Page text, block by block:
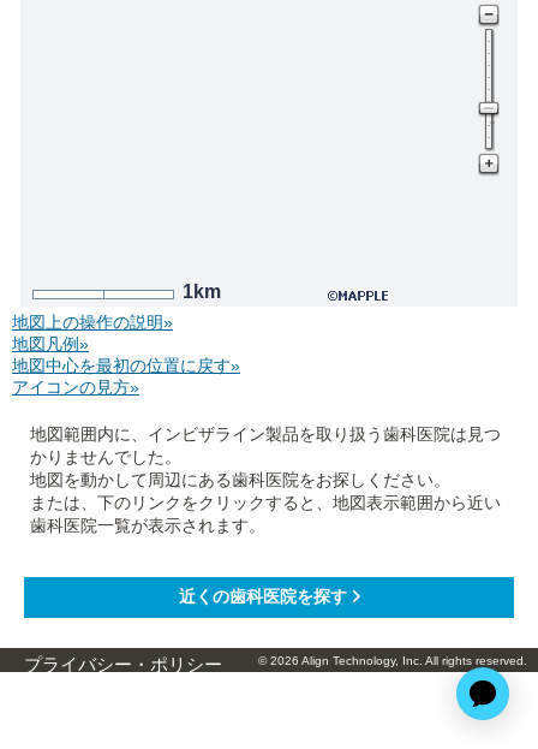
1km
地図上の操作の説明»
地図凡例»
地図中心を最初の位置に戻す»
アイコンの見方»
地図範囲内に、インビザライン製品を取り扱う歯科医院は見つ
かりませんでした。
地図を動かして周辺にある歯科医院をお探しください。
または、下のリンクをクリックすると、地図表示範囲から近い
歯科医院一覧が表示されます。
プライバシー・ポリシー © 2026 Align Technology, Inc. All rights reserved.